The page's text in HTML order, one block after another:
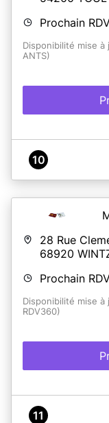
Prochain
Disponibilité mise
ANTS)
10
28 Rue
68920
Prochain
Disponibilité mise
RDV360)
11